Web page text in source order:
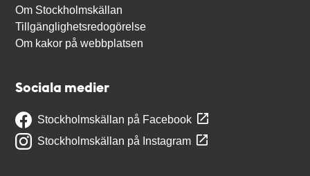
Om Stockholmskällan
Tillgänglighetsredogörelse
Om kakor på webbplatsen
Sociala medier
Stockholmskällan på Facebook
Stockholmskällan på Instagram